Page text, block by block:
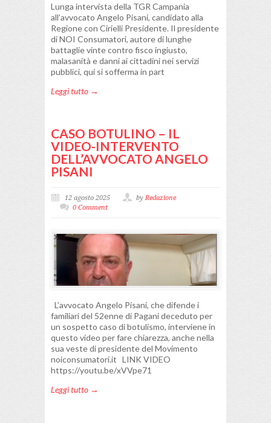
Lunga intervista della TGR Campania
all’avvocato Angelo Pisani, candidato alla
Regione con Cirielli Presidente. Il presidente
di NOI Consumatori, autore di lunghe
battaglie vinte contro fisco ingiusto,
malasanità e danni ai cittadini nei servizi
pubblici, qui si sofferma in part
Leggi tutto →
CASO BOTULINO – IL
VIDEO-INTERVENTO
DELL’AVVOCATO ANGELO
PISANI
12 agosto 2025 byRedazione
0 Comment
L’avvocato Angelo Pisani, che difende i
familiari del 52enne di Pagani deceduto per
un sospetto caso di botulismo, interviene in
questo video per fare chiarezza, anche nella
sua veste di presidente del Movimento
noiconsumatori.it LINK VIDEO
https://youtu.be/xVVpe71
Leggi tutto →